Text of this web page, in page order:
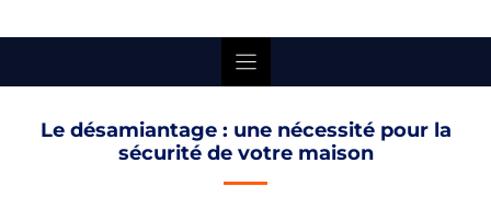
Le désamiantage : une nécessité pour la
sécurité de votre maison